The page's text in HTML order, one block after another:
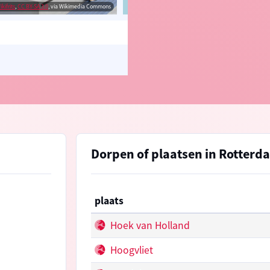
,CC BY-SA 3.0, via Wikimedia Commons
Dorpen of plaatsen in
plaats
Hoek van Holland
Hoogvliet